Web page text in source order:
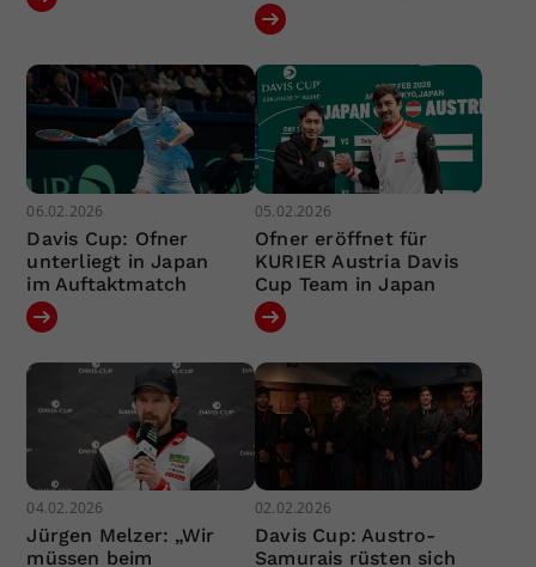
06.02.2026
Davis Cup: Ofner
unterliegt in Japan
im Auftaktmatch
05.02.2026
Ofner eröffnet für
KURIER Austria Davis
Cup Team in Japan
04.02.2026
Jürgen Melzer: „Wir
müssen beim
02.02.2026
Davis Cup: Austro-
Samurais rüsten sich